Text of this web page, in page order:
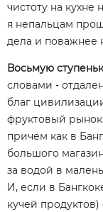
чистоту на кухне
я непальцам
дела и поважнее
Восьмую
словами -
благ
фруктовый
причем как в
большого
за водой в
И, если в
кучей